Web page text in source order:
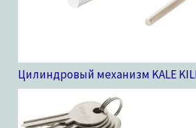
Цилиндровый механизм KALE